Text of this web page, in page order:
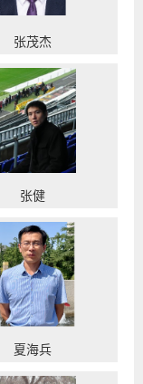
张茂杰
张健
夏海兵